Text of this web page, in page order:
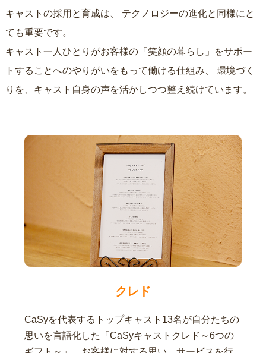
キャストの採用と育成は、
ても重要です。
キャスト一人ひとりがお客様の「笑顔の暮らし」をサポー
トすることへのやりがいをもって働ける仕組み、
りを、キャスト自身の声を活かしつつ整え続けています。
クレド
CaSyを代表するトップキャスト13名が自分たちの
思いを言語化した「CaSyキャストクレド～6つの